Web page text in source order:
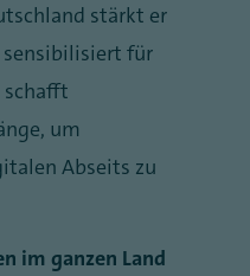
stärkt er
für
um
Abseits zu
im ganzen Land